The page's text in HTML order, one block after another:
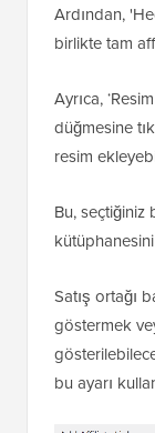
Ardından,
birlikte tam
Ayrıca,
düğmesine
resim
Bu, seçtiğiniz
Satış ortağı
göstermek
bu ayarı